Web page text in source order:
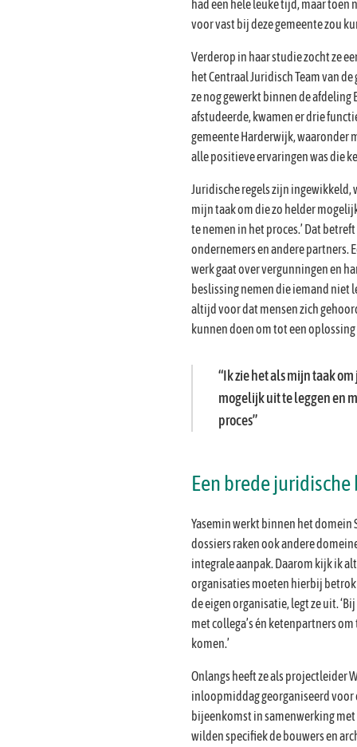
had een hele leuke tijd, maar toen
voor vast bij deze gemeente zou
Verderop in haar studie zocht ze
het Centraal Juridisch Team van
ze nog gewerkt binnen de afdeling
afstudeerde, kwamen er drie
gemeente Harderwijk, waaronder
alle positieve ervaringen was die
Juridische regels zijn ingewikkeld,
mijn taak om die zo helder
te nemen in het proces.’ Dat
ondernemers en andere partners.
werk gaat over vergunningen en
beslissing nemen die iemand niet
altijd voor dat mensen zich
kunnen doen om tot een oplossing
Ik zie het als mijn taak
mogelijk uit te leggen en
proces
Een brede
Yasemin werkt binnen het domein
dossiers raken ook andere
integrale aanpak. Daarom kijk ik
organisaties moeten hierbij
de eigen organisatie, legt ze uit.
met collega’s én ketenpartners
komen.’
Onlangs heeft ze als projectleider
inloopmiddag georganiseerd voor
bijeenkomst in samenwerking
wilden specifiek de bouwers en